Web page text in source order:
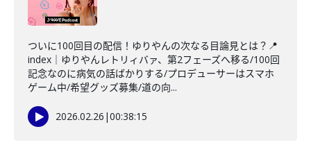
ついに100回目の配信！ゆりやんの次なる目論見とは？📍
index｜ゆりやんレトリィバァ、第2フェーズへ移る/100回
記念なのに病気の話ばかりする/プロデューサーはスマホ
ゲーム中/希望グッズ募集/道の向...
2026.02.26 |00:38:15